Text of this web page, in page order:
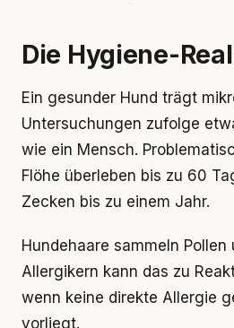
Die Hygiene-
Ein gesunder Hund trägt
Untersuchungen zufolge
wie ein Mensch.
Flöhe überleben bis zu 60
Zecken bis zu einem Jahr.
Hundehaare sammeln Pollen
Allergikern kann das zu
wenn keine direkte Allergie
vorliegt.